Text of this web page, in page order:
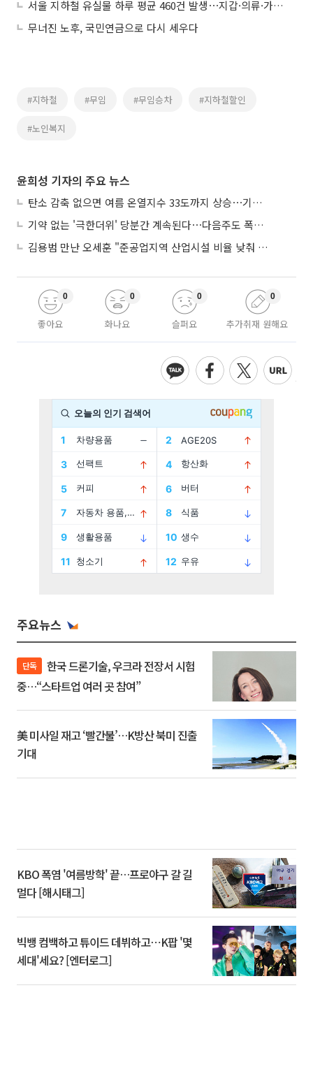
서울 지하철 유실물 하루 평균 460건 발생⋯지갑·의류·가방 순으로 많아
무너진 노후, 국민연금으로 다시 세우다
#지하철 #무임 #무임승차 #지하철할인
#노인복지
윤희성 기자의 주요 뉴스
탄소 감축 없으면 여름 온열지수 33도까지 상승⋯기상청, 2100년 미래전망
기약 없는 '극한더위' 당분간 계속된다⋯다음주도 폭염·열대야 지속
김용범 만난 오세훈 "준공업지역 산업시설 비율 낮춰 공급 늘려야"
좋아요
0
화나요
0
슬퍼요
0
추가취재 원해요
0
주요뉴스
단독
중…“스타트업 여러 곳 참여”
美 미사일 재고 ‘빨간불’…K방산 북미 진출
기대
KBO 폭염 '여름방학' 끝…프로야구 갈 길
멀다 [해시태그]
빅뱅 컴백하고 튜이드 데뷔하고⋯K팝 '몇
세대'세요? [엔터로그]